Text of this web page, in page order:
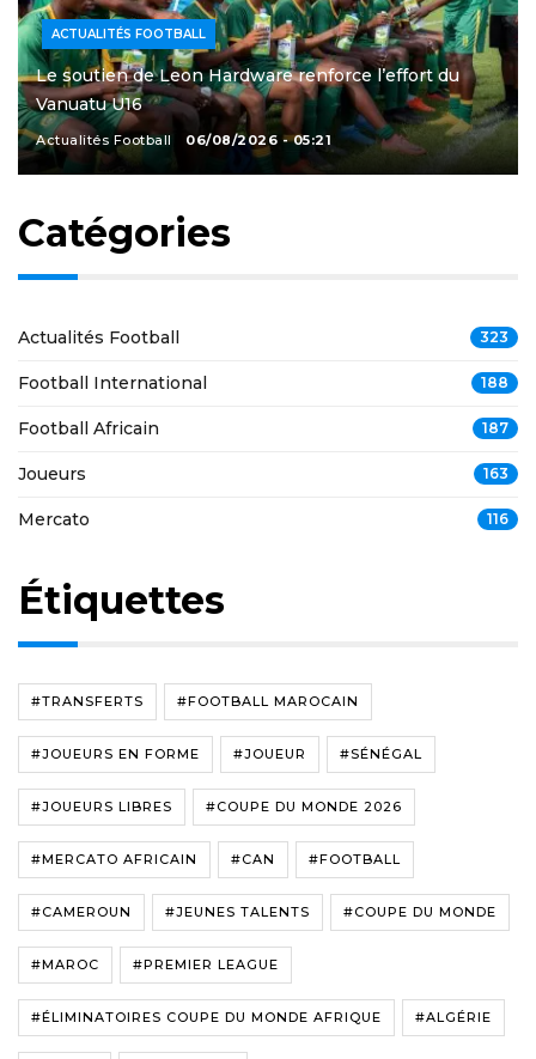
ACTUALITÉS FOOTBALL
Le soutien de Leon Hardware renforce l’effort du
Vanuatu U16
Actualités Football 06/08/2026 - 05:21
Catégories
Actualités Football 323
Football International 188
Football Africain 187
Joueurs 163
Mercato 116
Étiquettes
#TRANSFERTS #FOOTBALL MAROCAIN
#JOUEURS EN FORME #JOUEUR #SÉNÉGAL
#JOUEURS LIBRES #COUPE DU MONDE 2026
#MERCATO AFRICAIN #CAN #FOOTBALL
#CAMEROUN #JEUNES TALENTS #COUPE DU MONDE
#MAROC #PREMIER LEAGUE
#ÉLIMINATOIRES COUPE DU MONDE AFRIQUE #ALGÉRIE